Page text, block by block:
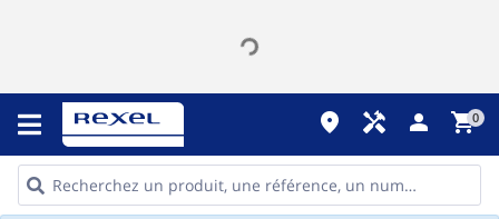
place handyman person shopping_cart0